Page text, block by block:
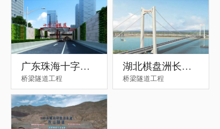
广东珠海十字门
隧道
桥梁隧道工程
湖北棋盘洲长江
大桥
桥梁隧道工程